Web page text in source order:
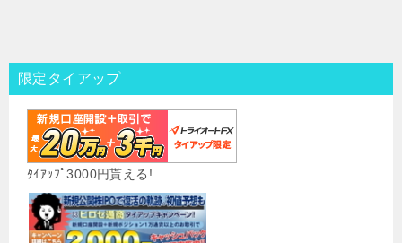
限定タイアップ
ﾀｲｱｯﾌﾟ3000円貰える!